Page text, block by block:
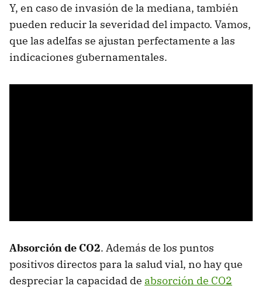
Y, en caso de invasión de la mediana, también
pueden reducir la severidad del impacto. Vamos,
que las adelfas se ajustan perfectamente a las
indicaciones gubernamentales.
Absorción de CO2. Además de los puntos
positivos directos para la salud vial, no hay que
despreciar la capacidad de absorción de CO2